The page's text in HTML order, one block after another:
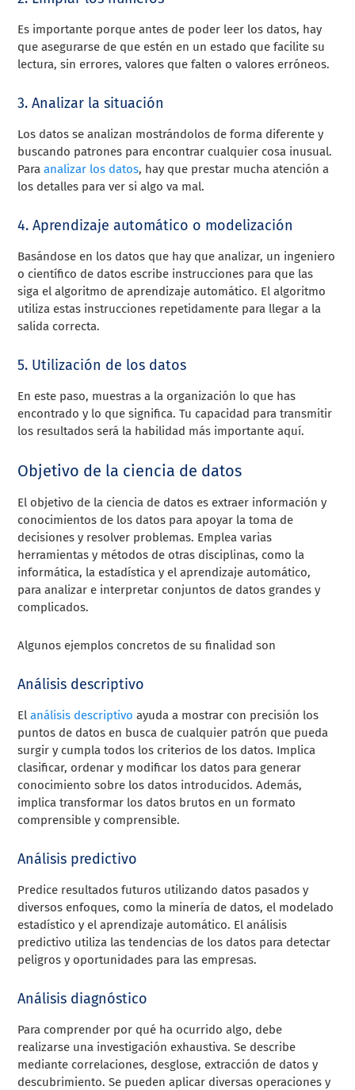
Es importante porque antes de poder leer los datos, hay
que asegurarse de que estén en un estado que facilite su
lectura, sin errores, valores que falten o valores erróneos.
3. Analizar la situación
Los datos se analizan mostrándolos de forma diferente y
buscando patrones para encontrar cualquier cosa inusual.
Paraanalizar los datos, hay que prestar mucha atención a
los detalles para ver si algo va mal.
4. Aprendizaje automático o modelización
Basándose en los datos que hay que analizar, un ingeniero
o científico de datos escribe instrucciones para que las
siga el algoritmo de aprendizaje automático. El algoritmo
utiliza estas instrucciones repetidamente para llegar a la
salida correcta.
5. Utilización de los datos
En este paso, muestras a la organización lo que has
encontrado y lo que significa. Tu capacidad para transmitir
los resultados será la habilidad más importante aquí.
Objetivo de la ciencia de datos
El objetivo de la ciencia de datos es extraer información y
conocimientos de los datos para apoyar la toma de
decisiones y resolver problemas. Emplea varias
herramientas y métodos de otras disciplinas, como la
informática, la estadística y el aprendizaje automático,
para analizar e interpretar conjuntos de datos grandes y
complicados.
Algunos ejemplos concretos de su finalidad son
Análisis descriptivo
Elanálisis descriptivo ayuda a mostrar con precisión los
puntos de datos en busca de cualquier patrón que pueda
surgir y cumpla todos los criterios de los datos. Implica
clasificar, ordenar y modificar los datos para generar
conocimiento sobre los datos introducidos. Además,
implica transformar los datos brutos en un formato
comprensible y comprensible.
Análisis predictivo
Predice resultados futuros utilizando datos pasados y
diversos enfoques, como la minería de datos, el modelado
estadístico y el aprendizaje automático. El análisis
predictivo utiliza las tendencias de los datos para detectar
peligros y oportunidades para las empresas.
Análisis diagnóstico
Para comprender por qué ha ocurrido algo, debe
realizarse una investigación exhaustiva. Se describe
mediante correlaciones, desglose, extracción de datos y
descubrimiento. Se pueden aplicar diversas operaciones y